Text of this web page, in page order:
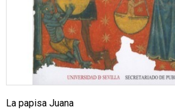
La papisa Juana